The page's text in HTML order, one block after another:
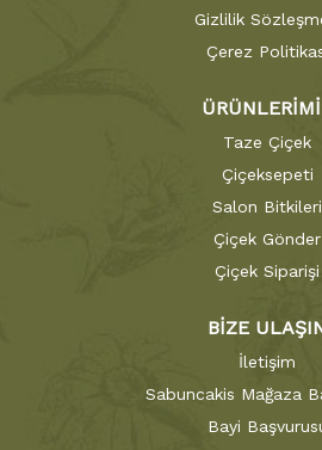
Gizlilik
Çerez
Taze Çiçek
Çiçeksepeti
Salon Bitkileri
Çiçek Gönder
Çiçek Siparişi
BİZE
İletişim
Sabuncakis Mağaza
Bayi